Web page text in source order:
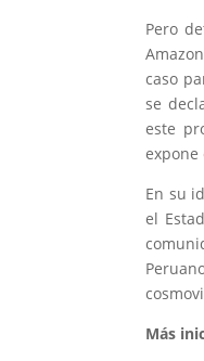
Pero
caso
se
este
expone
En su
el
Más